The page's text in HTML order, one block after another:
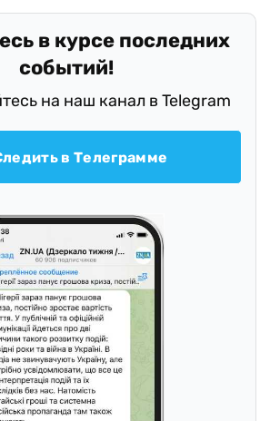
в курсе последних
событий!
на наш канал в Telegram
в Телеграмме